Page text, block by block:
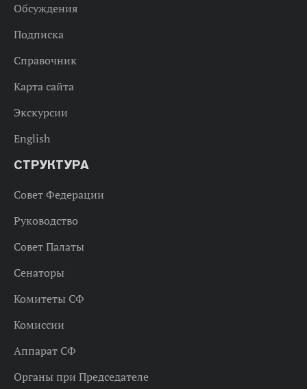
Обсуждения
Подписка
Справочник
Карта сайта
Экскурсии
English
СТРУКТУРА
Совет Федерации
Руководство
Совет Палаты
Сенаторы
Комитеты СФ
Комиссии
Аппарат СФ
Органы при Председателе